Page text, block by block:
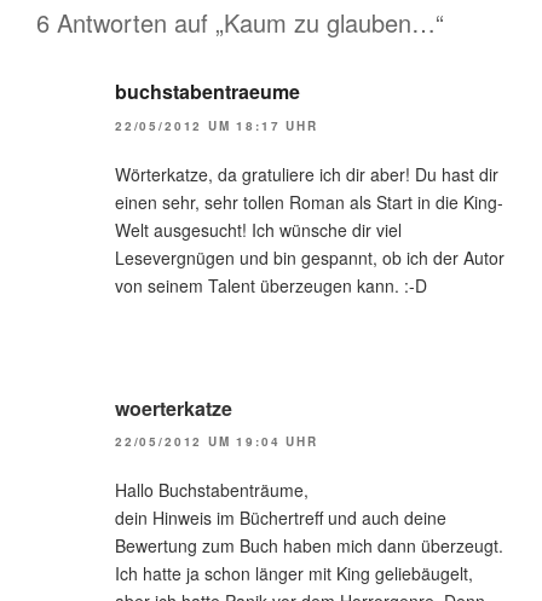
6 Antworten auf „Kaum zu glauben…“
buchstabentraeume
22/05/2012 UM 18:17 UHR
Wörterkatze, da gratuliere ich dir aber! Du hast dir
einen sehr, sehr tollen Roman als Start in die King-
Welt ausgesucht! Ich wünsche dir viel
Lesevergnügen und bin gespannt, ob ich der Autor
von seinem Talent überzeugen kann. :-D
woerterkatze
22/05/2012 UM 19:04 UHR
Hallo Buchstabenträume,
dein Hinweis im Büchertreff und auch deine
Bewertung zum Buch haben mich dann überzeugt.
Ich hatte ja schon länger mit King geliebäugelt,